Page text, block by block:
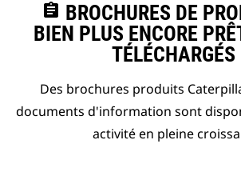
assignment BROCHURES DE
BIEN PLUS ENCORE
TÉLÉCHARGÉS
Des brochures produits
documents d'information sont
activité en pleine